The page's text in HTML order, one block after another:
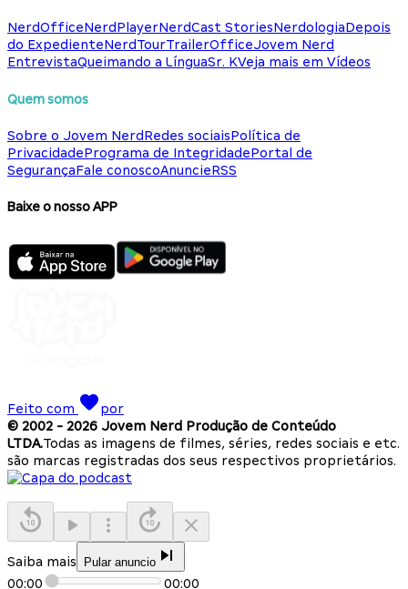
NerdOfficeNerdPlayerNerdCast StoriesNerdologiaDepois
do ExpedienteNerdTourTrailerOfficeJovem Nerd
EntrevistaQueimando a LínguaSr. KVeja mais em Vídeos
Quem somos
Sobre o Jovem NerdRedes sociaisPolítica de
PrivacidadePrograma de IntegridadePortal de
SegurançaFale conoscoAnuncieRSS
Baixe o nosso APP
Feito com
por
© 2002 - 2026 Jovem Nerd Produção de Conteúdo
LTDA.Todas as imagens de filmes, séries, redes sociais e etc.
são marcas registradas dos seus respectivos proprietários.
Saiba mais Pular anuncio
00:00 00:00